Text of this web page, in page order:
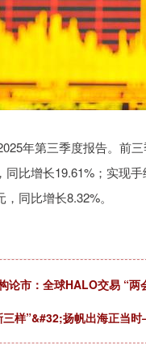
年第三季度报告。前
同比增长19.61%；实现
同比增长8.32%。
论市：全球HALO交易 “两
三样”&#32;扬帆出海正当
3940.04 39.68